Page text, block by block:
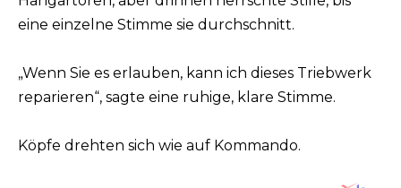
eine einzelne Stimme sie durchschnitt.
„Wenn Sie es erlauben, kann ich dieses Triebwerk
reparieren“, sagte eine ruhige, klare Stimme.
Köpfe drehten sich wie auf Kommando.